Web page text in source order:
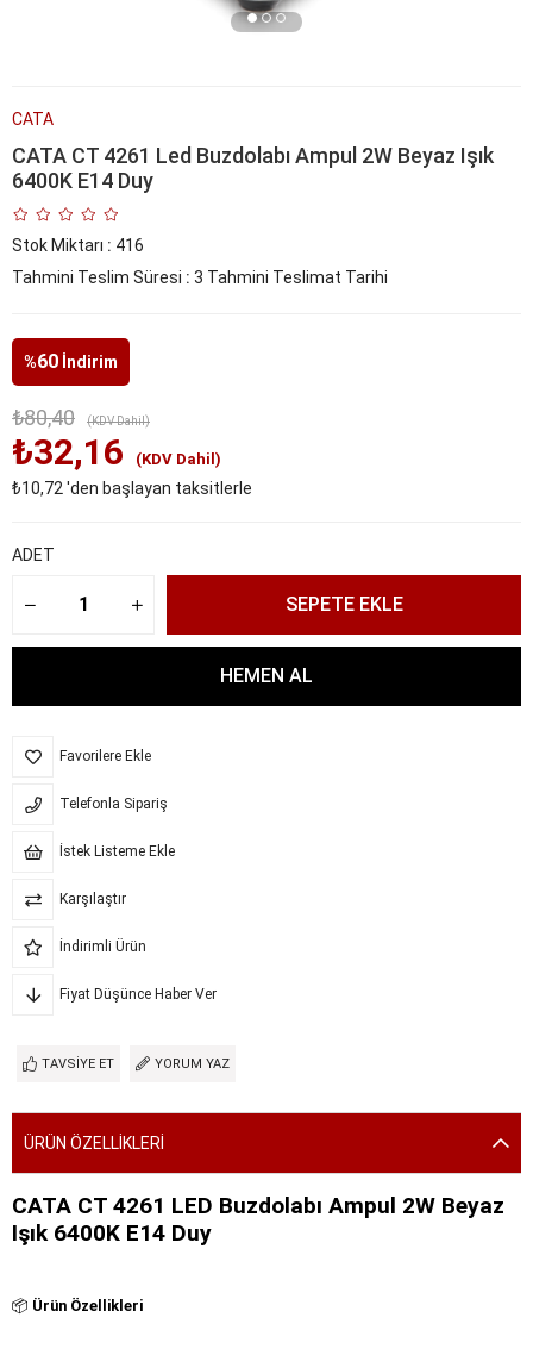
CATA
CATA CT 4261 Led Buzdolabı Ampul 2W Beyaz Işık
6400K E14 Duy
Stok Miktarı : 416
Tahmini Teslim Süresi : 3 Tahmini Teslimat Tarihi
%60 İndirim
₺80,40 (KDV Dahil)
₺32,16 (KDV Dahil)
₺10,72 'den başlayan taksitlerle
ADET
Favorilere Ekle
Telefonla Sipariş
İstek Listeme Ekle
Karşılaştır
İndirimli Ürün
Fiyat Düşünce Haber Ver
TAVSIYE ET YORUM YAZ
ÜRÜN ÖZELLIKLERI
CATA CT 4261 LED Buzdolabı Ampul 2W Beyaz
Işık 6400K E14 Duy
📦 Ürün Özellikleri